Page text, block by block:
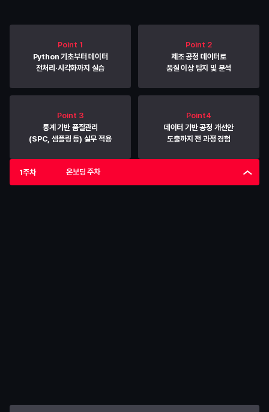
Point 1
Python 기초부터 데이터
전처리·시각화까지 실습
Point 2
제조 공정 데이터로
품질 이상 탐지 및 분석
Point 3
통계 기반 품질관리
(SPC, 샘플링 등) 실무 적용
Point4
데이터 기반 공정 개선안
도출까지 전 과정 경험
1주차 온보딩 주차